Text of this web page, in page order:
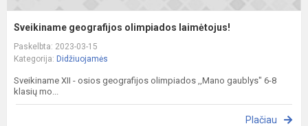
Sveikiname geografijos olimpiados laimėtojus!
Paskelbta: 2023-03-15
Kategorija: Didžiuojamės
Sveikiname XII - osios geografijos olimpiados ,,Mano gaublys" 6-8
klasių mo...
Plačiau